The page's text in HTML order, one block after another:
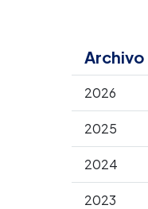
Archivo
2026
2025
2024
2023